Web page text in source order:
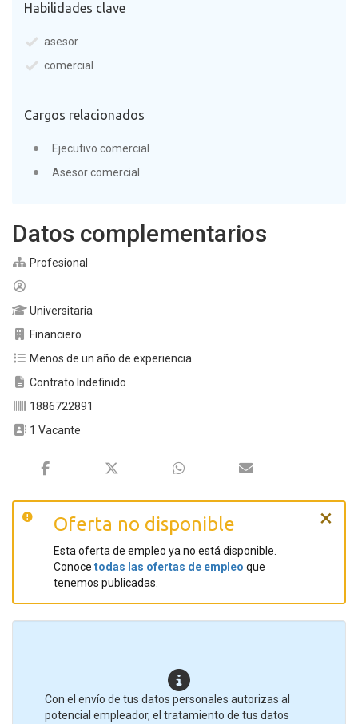
Habilidades clave
asesor
comercial
Cargos relacionados
Ejecutivo comercial
Asesor comercial
Datos complementarios
Profesional
Universitaria
Financiero
Menos de un año de experiencia
Contrato Indefinido
1886722891
1 Vacante
Oferta no disponible
Esta oferta de empleo ya no está disponible.
Conoce todas las ofertas de empleo que
tenemos publicadas.
×
Con el envío de tus datos personales autorizas al
potencial empleador, el tratamiento de tus datos